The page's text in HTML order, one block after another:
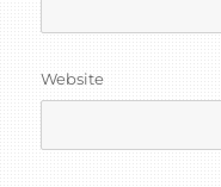
Website